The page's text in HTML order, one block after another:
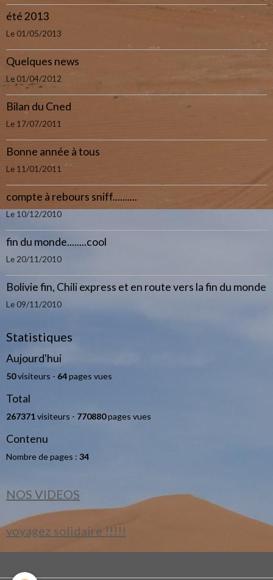
été 2013
Le 01/05/2013
Quelques news
Le 01/04/2012
Bilan du Cned
Le 17/07/2011
Bonne année à tous
Le 11/01/2011
compte à rebours sniff..........
Le 10/12/2010
fin du monde........cool
Le 20/11/2010
Bolivie fin, Chili express et en route vers la fin du monde
Le 09/11/2010
Statistiques
Aujourd'hui
50visiteurs - 64pages vues
Total
267371visiteurs - 770880pages vues
Contenu
Nombre de pages : 34
NOS VIDEOS
voyagez solidaire !!!!!